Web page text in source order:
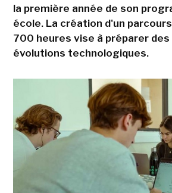
la première année de son
école. La création d'un
700 heures vise à préparer
évolutions technologiques.